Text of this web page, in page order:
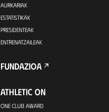
AURKARIAK
ESTATISTIKAK
PRESIDENTEAK
ENTRENATZAILEAK
FUNDAZIOA
ATHLETIC ON
ONE CLUB AWARD